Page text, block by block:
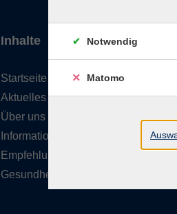
Inhalte
Startseite
Aktuelles
Über uns
Informationen
Empfehlungen
Gesundheitskurse
91161
Tel:
Notwendig
Matomo